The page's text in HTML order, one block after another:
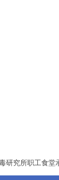
研究所职工食堂